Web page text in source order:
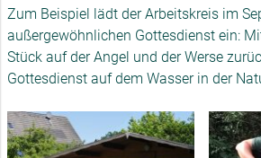
Zum Beispiel lädt der Arbeitskreis im
außergewöhnlichen Gottesdienst ein:
Stück auf der Angel und der Werse
Gottesdienst auf dem Wasser in der